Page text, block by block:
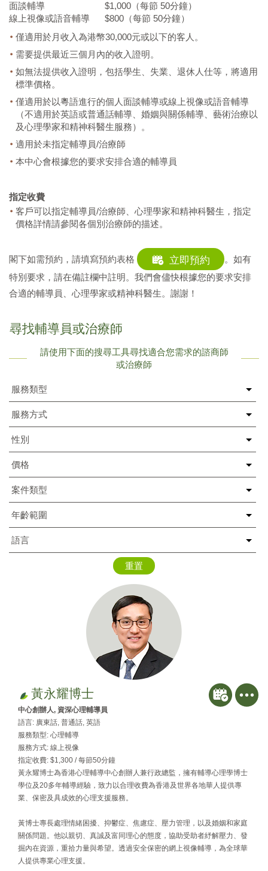
面談輔導
$1,000（每節 50分鐘）
線上視像或語音輔導
$800（每節 50分鐘）
僅適用於月收入為港幣30,000元或以下的客人。
需要提供最近三個月內的收入證明。
如無法提供收入證明，包括學生、失業、退休人仕等，將適用
標準價格。
僅適用於以粵語進行的個人面談輔導或線上視像或語音輔導
（不適用於英語或普通話輔導、婚姻與關係輔導、藝術治療以
及心理學家和精神科醫生服務）。
適用於未指定輔導員/治療師
本中心會根據您的要求安排合適的輔導員
指定收費
客戶可以指定輔導員/治療師、心理學家和精神科醫生，指定
價格詳情請參閱各個別治療師的描述。
閣下如需預約，請填寫預約表格 立即預約
。如有
特別要求，請在備註欄中註明。我們會儘快根據您的要求安排
合適的輔導員、心理學家或精神科醫生。謝謝！
尋找輔導員或治療師
請使用下面的搜尋工具尋找適合您需求的諮商師
或治療師
重置
黃永耀博士
中心創辦人, 資深心理輔導員
語言: 廣東話, 普通話, 英語
服務類型: 心理輔導
服務方式: 線上視像
指定收費: $1,300 / 每節50分鐘
黃永耀博士為香港心理輔導中心創辦人兼行政總監，擁有輔導心理學博士
學位及20多年輔導經驗，致力以合理收費為香港及世界各地華人提供專
業、保密及具成效的心理支援服務。
黃博士專長處理情緒困擾、抑鬱症、焦慮症、壓力管理，以及婚姻和家庭
關係問題。他以親切、真誠及富同理心的態度，協助受助者紓解壓力、發
掘內在資源，重拾力量與希望。透過安全保密的網上視像輔導，為全球華
人提供專業心理支援。